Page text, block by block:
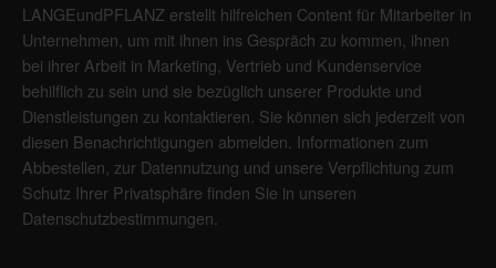
LANGEundPFLANZ erstellt hilfreichen Content für Mitarbeiter in
Unternehmen, um mit ihnen ins Gespräch zu kommen, ihnen
bei ihrer Arbeit in Marketing, Vertrieb und Kundenservice
behilflich zu sein und sie bezüglich unserer Produkte und
Dienstleistungen zu kontaktieren. Sie können sich jederzeit von
diesen Benachrichtigungen abmelden. Informationen zum
Abbestellen, zur Datennutzung und unsere Verpflichtung zum
Schutz Ihrer Privatsphäre finden Sie in unseren
Datenschutzbestimmungen